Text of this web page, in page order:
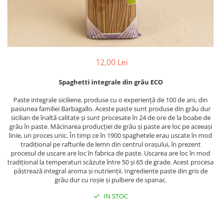
PRODUSE ECO / ORGANICE
REMEDII NATURISTE
TOATE PRODUSELE
12,00 Lei
Spaghetti integrale din grâu ECO
Paste integrale siciliene, produse cu o experiență de 100 de ani, din
pasiunea familiei Barbagallo. Aceste paste sunt produse din grâu dur
sicilian de înaltă calitate și sunt procesate în 24 de ore de la boabe de
grâu în paste. Măcinarea producției de grâu și paste are loc pe aceeași
linie, un proces unic. În timp ce în 1900 spaghetele erau uscate în mod
tradițional pe rafturile de lemn din centrul orașului, în prezent
procesul de uscare are loc în fabrica de paste. Uscarea are loc în mod
tradițional la temperaturi scăzute între 50 și 65 de grade. Acest procesa
păstrează integral aroma și nutrienții. Ingrediente paste din gris de
grâu dur cu roșie și pulbere de spanac.
IN STOC